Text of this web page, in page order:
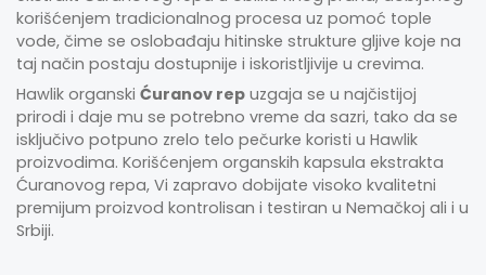
korišćenjem tradicionalnog procesa uz pomoć tople
vode, čime se oslobađaju hitinske strukture gljive koje na
taj način postaju dostupnije i iskoristljivije u crevima.
Hawlik organski Ćuranov rep uzgaja se u najčistijoj
prirodi i daje mu se potrebno vreme da sazri, tako da se
isključivo potpuno zrelo telo pečurke koristi u Hawlik
proizvodima. Korišćenjem organskih kapsula ekstrakta
Ćuranovog repa, Vi zapravo dobijate visoko kvalitetni
premijum proizvod kontrolisan i testiran u Nemačkoj ali i u
Srbiji.